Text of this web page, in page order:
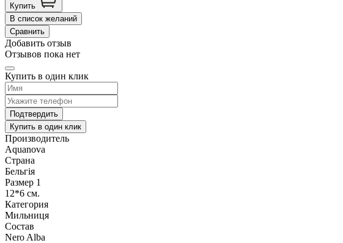
Купить
В список желаний
Сравнить
Добавить отзыв
Отзывов пока нет
Купить в один клик
Подтвердить
Купить в один клик
Производитель
Aquanova
Страна
Бельгія
Размер 1
12*6 см.
Категория
Мильниця
Состав
Nero Alba